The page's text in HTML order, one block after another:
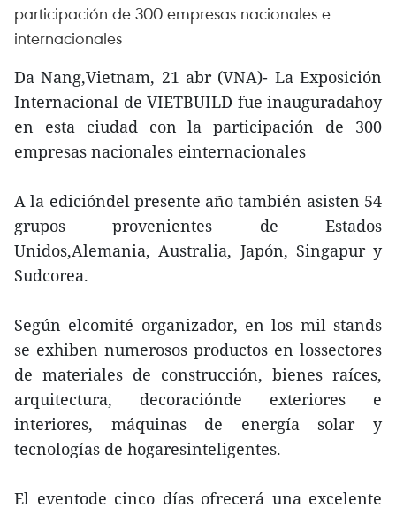
participación de 300 empresas nacionales e
internacionales
Da Nang,Vietnam, 21 abr (VNA)- La Exposición
Internacional de VIETBUILD fue inauguradahoy
en esta ciudad con la participación de 300
empresas nacionales einternacionales
A la edicióndel presente año también asisten 54
grupos provenientes de Estados
Unidos,Alemania, Australia, Japón, Singapur y
Sudcorea.
Según elcomité organizador, en los mil stands
se exhiben numerosos productos en lossectores
de materiales de construcción, bienes raíces,
arquitectura, decoraciónde exteriores e
interiores, máquinas de energía solar y
tecnologías de hogaresinteligentes.
El eventode cinco días ofrecerá una excelente